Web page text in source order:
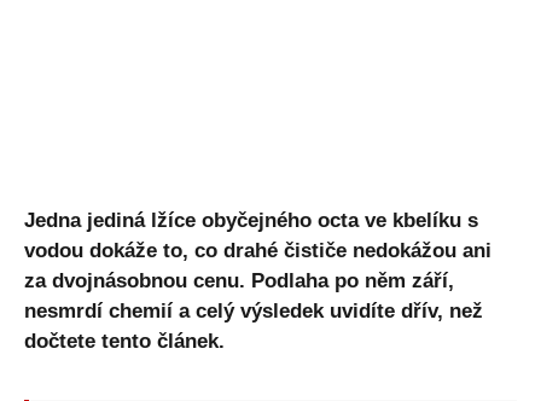
Jedna jediná lžíce obyčejného octa ve kbelíku s
vodou dokáže to, co drahé čističe nedokážou ani
za dvojnásobnou cenu. Podlaha po něm září,
nesmrdí chemií a celý výsledek uvidíte dřív, než
dočtete tento článek.